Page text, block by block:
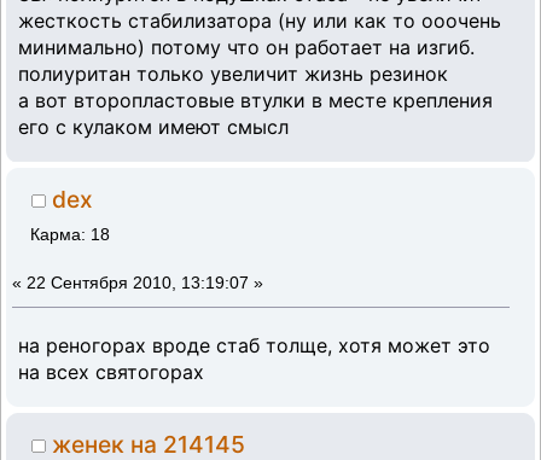
жесткость стабилизатора (ну или как то ооочень
минимально) потому что он работает на изгиб.
полиуритан только увеличит жизнь резинок
а вот второпластовые втулки в месте крепления
его с кулаком имеют смысл
dex
Карма: 18
« 22 Сентября 2010, 13:19:07 »
на реногорах вроде стаб толще, хотя может это
на всех святогорах
женек на 214145